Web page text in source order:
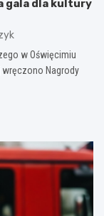
gala dla kultury
w Oświęcimiu
Nagrody